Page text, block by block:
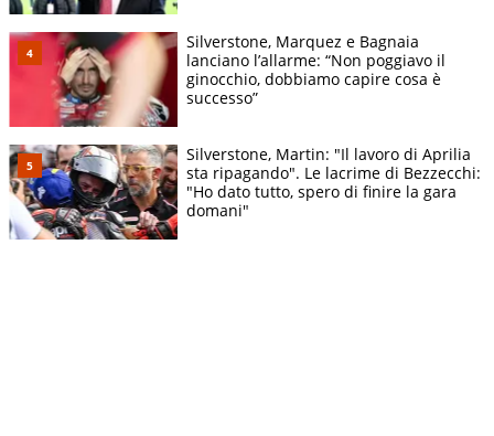
Silverstone, Marquez e Bagnaia
lanciano l’allarme: “Non poggiavo il
ginocchio, dobbiamo capire cosa è
successo”
Silverstone, Martin: "Il lavoro di Aprilia
sta ripagando". Le lacrime di Bezzecchi:
"Ho dato tutto, spero di finire la gara
domani"